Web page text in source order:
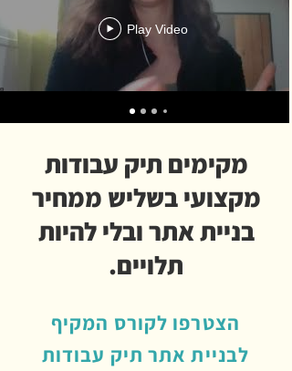
Play Video
מקימים תיק עבודות
מקצועי בשליש ממחיר
בניית אתר ובלי להיות
תלויים.
הצטרפו לקורס המקיף
לבניית אתר תיק עבודות